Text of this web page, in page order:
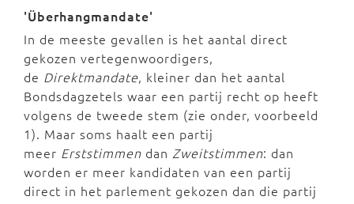
'Überhangmandate'
In de meeste gevallen is het aantal direct
gekozen vertegenwoordigers,
de Direktmandate, kleiner dan het aantal
Bondsdagzetels waar een partij recht op heeft
volgens de tweede stem (zie onder, voorbeeld
1). Maar soms haalt een partij
meer Erststimmen dan Zweitstimmen: dan
worden er meer kandidaten van een partij
direct in het parlement gekozen dan die partij